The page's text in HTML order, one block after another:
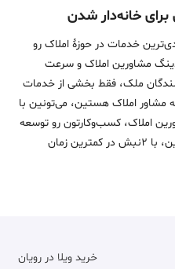
کاربردی‌ترین خدمات در حوزۀ املاک رو
مشاورین املاک و سرعت
ملک، فقط بخشی از خدمات
مشاور املاک هستین، می‌تونین با
املاک، کسب‌وکارتون رو توسعه
بدین و اگر هم مالک یا خریدار هستین، با 2نبش در کمترین زمان
خرید ویلا در رویان